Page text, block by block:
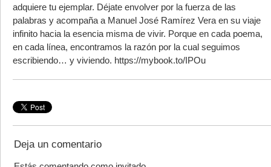
adquiere tu ejemplar. Déjate envolver por la fuerza de las
palabras y acompaña a Manuel José Ramírez Vera en su viaje
infinito hacia la esencia misma de vivir. Porque en cada poema,
en cada línea, encontramos la razón por la cual seguimos
escribiendo… y viviendo. https://mybook.to/IPOu
Deja un comentario